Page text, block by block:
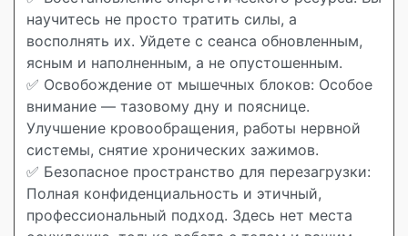
научитесь не просто тратить силы, а
восполнять их. Уйдете с сеанса обновленным,
ясным и наполненным, а не опустошенным.
✅ Освобождение от мышечных блоков: Особое
внимание — тазовому дну и пояснице.
Улучшение кровообращения, работы нервной
системы, снятие хронических зажимов.
✅ Безопасное пространство для перезагрузки:
Полная конфиденциальность и этичный,
профессиональный подход. Здесь нет места